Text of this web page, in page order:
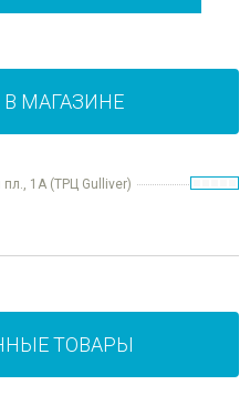
МАГАЗИНЕ
пл., 1А (ТРЦ Gulliver)
ТОВАРЫ